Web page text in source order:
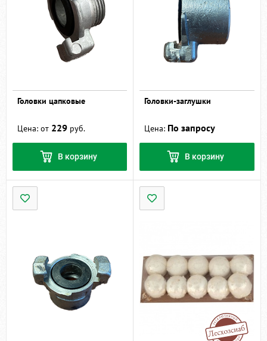
Головки цапковые
Цена: от 229 руб.
В корзину
Головки-заглушки
Цена: По запросу
В корзину